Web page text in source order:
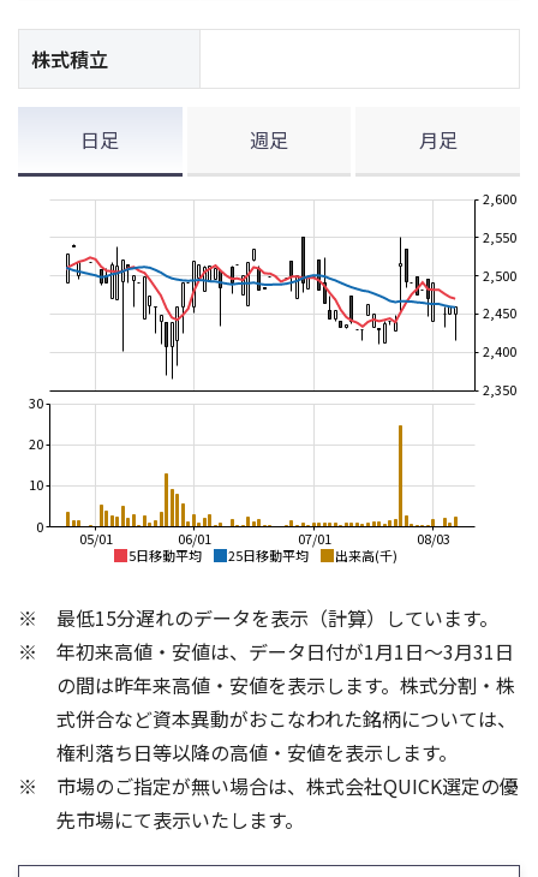
株式積立
日足 週足 月足
5日移動平均 25日移動平均 出来高(千)
08/03
07/01
06/01
05/01
2,350
2,400
2,450
2,500
2,550
2,600
0
10
20
30
1,600
2,000
2,200
2,400
2,600
5
10
1,200
1,800
2,000
2,200
2,400
2,600
4
8
最低15分遅れのデータを表示（計算）しています。
年初来高値・安値は、データ日付が1月1日～3月31日
の間は昨年来高値・安値を表示します。株式分割・株
式併合など資本異動がおこなわれた銘柄については、
権利落ち日等以降の高値・安値を表示します。
市場のご指定が無い場合は、株式会社QUICK選定の優
先市場にて表示いたします。